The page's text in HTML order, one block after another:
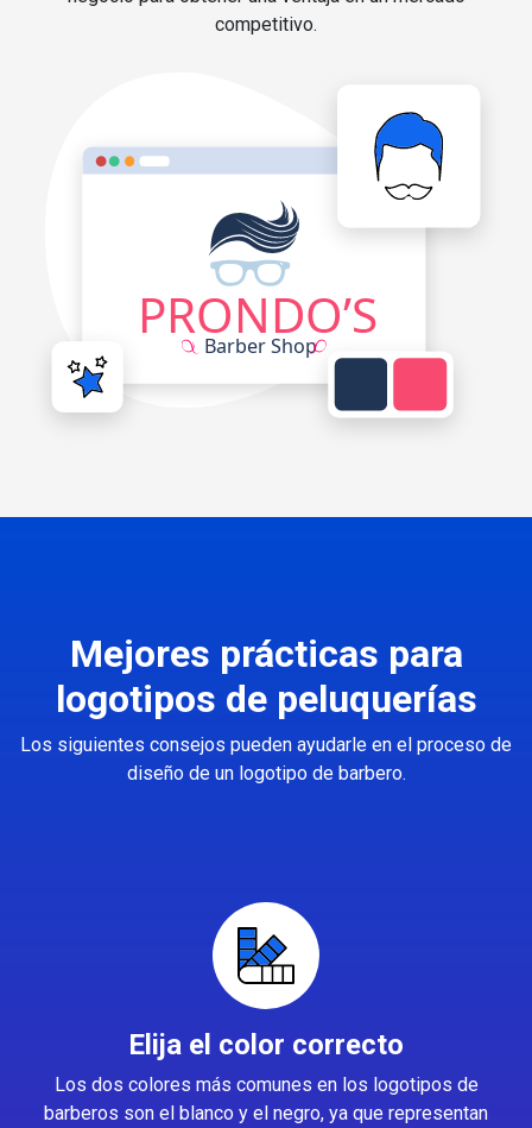
competitivo.
Mejores prácticas para
logotipos de peluquerías
Los siguientes consejos pueden ayudarle en el proceso de
diseño de un logotipo de barbero.
Elija el color correcto
Los dos colores más comunes en los logotipos de
barberos son el blanco y el negro, ya que representan